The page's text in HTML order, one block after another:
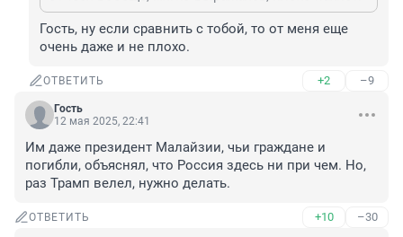
Гость, ну если сравнить с тобой, то от меня еще
очень даже и не плохо.
ОТВЕТИТЬ +2 –9
Гость
12 мая 2025, 22:41
Им даже президент Малайзии, чьи граждане и
погибли, объяснял, что Россия здесь ни при чем. Но,
раз Трамп велел, нужно делать.
ОТВЕТИТЬ +10 –30